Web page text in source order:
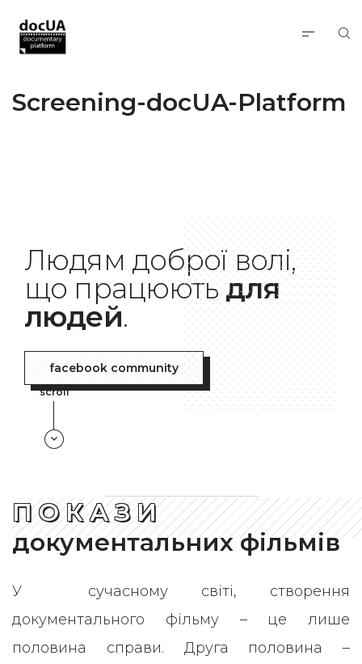
Screening-docUA-Platform
Людям доброї волі,
що працюютьдля
людей.
facebook community
scroll
П О К А З И
документальних фільмів
У сучасному світі, створення
документального фільму – це лише
половина справи. Друга половина –